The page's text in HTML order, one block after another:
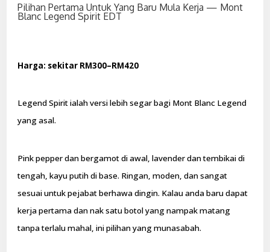
Pilihan Pertama Untuk Yang Baru Mula Kerja — Mont
Blanc Legend Spirit EDT
Harga: sekitar RM300–RM420
Legend Spirit ialah versi lebih segar bagi Mont Blanc Legend
yang asal.
Pink pepper dan bergamot di awal, lavender dan tembikai di
tengah, kayu putih di base. Ringan, moden, dan sangat
sesuai untuk pejabat berhawa dingin. Kalau anda baru dapat
kerja pertama dan nak satu botol yang nampak matang
tanpa terlalu mahal, ini pilihan yang munasabah.